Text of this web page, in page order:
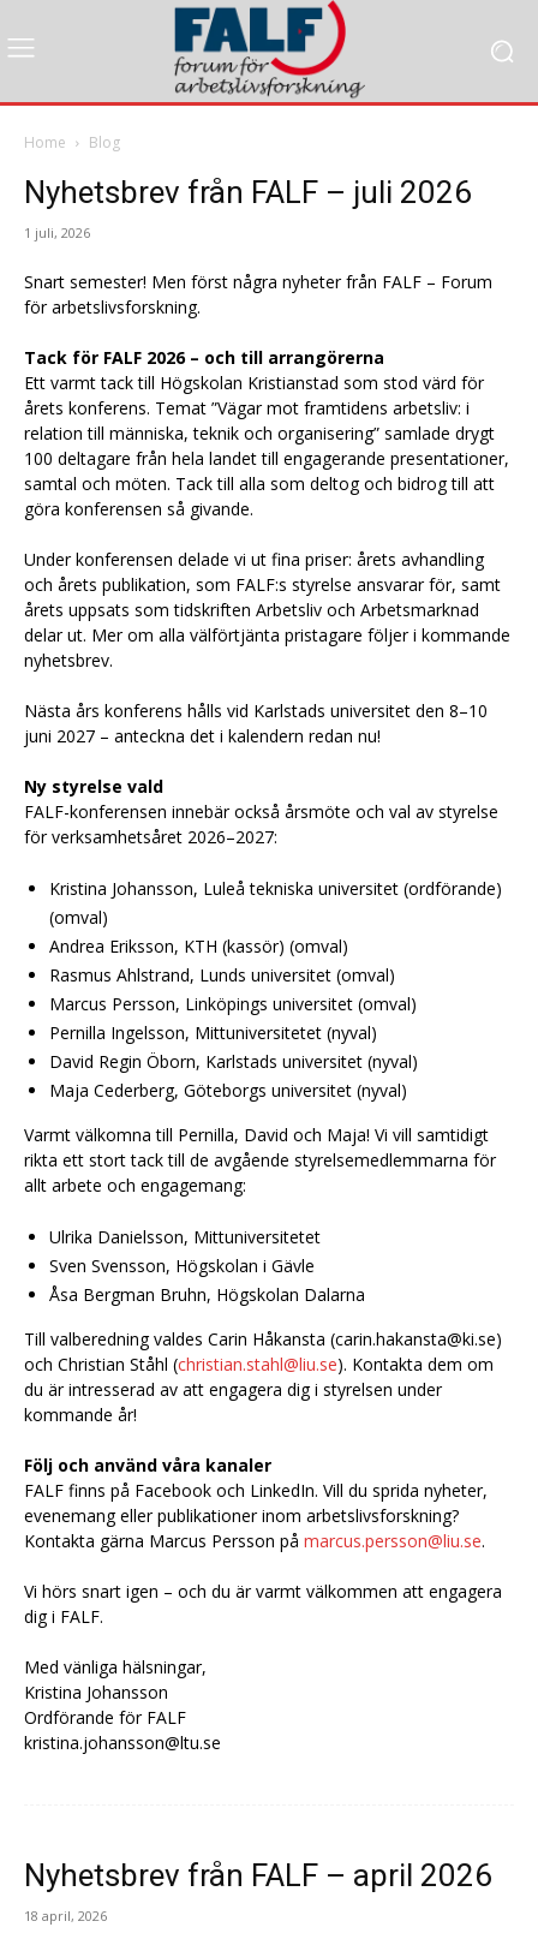
Home Blog
Nyhetsbrev från FALF – juli 2026
1 juli, 2026
Snart semester! Men först några nyheter från FALF – Forum
för arbetslivsforskning.
Tack för FALF 2026 – och till arrangörerna
Ett varmt tack till Högskolan Kristianstad som stod värd för
årets konferens. Temat ”Vägar mot framtidens arbetsliv: i
relation till människa, teknik och organisering” samlade drygt
100 deltagare från hela landet till engagerande presentationer,
samtal och möten. Tack till alla som deltog och bidrog till att
göra konferensen så givande.
Under konferensen delade vi ut fina priser: årets avhandling
och årets publikation, som FALF:s styrelse ansvarar för, samt
årets uppsats som tidskriften Arbetsliv och Arbetsmarknad
delar ut. Mer om alla välförtjänta pristagare följer i kommande
nyhetsbrev.
Nästa års konferens hålls vid Karlstads universitet den 8–10
juni 2027 – anteckna det i kalendern redan nu!
Ny styrelse vald
FALF-konferensen innebär också årsmöte och val av styrelse
för verksamhetsåret 2026–2027:
Kristina Johansson, Luleå tekniska universitet (ordförande)
(omval)
Andrea Eriksson, KTH (kassör) (omval)
Rasmus Ahlstrand, Lunds universitet (omval)
Marcus Persson, Linköpings universitet (omval)
Pernilla Ingelsson, Mittuniversitetet (nyval)
David Regin Öborn, Karlstads universitet (nyval)
Maja Cederberg, Göteborgs universitet (nyval)
Varmt välkomna till Pernilla, David och Maja! Vi vill samtidigt
rikta ett stort tack till de avgående styrelsemedlemmarna för
allt arbete och engagemang:
Ulrika Danielsson, Mittuniversitetet
Sven Svensson, Högskolan i Gävle
Åsa Bergman Bruhn, Högskolan Dalarna
Till valberedning valdes Carin Håkansta (carin.hakansta@ki.se)
och Christian Ståhl (christian.stahl@liu.se). Kontakta dem om
du är intresserad av att engagera dig i styrelsen under
kommande år!
Följ och använd våra kanaler
FALF finns på Facebook och LinkedIn. Vill du sprida nyheter,
evenemang eller publikationer inom arbetslivsforskning?
Kontakta gärna Marcus Persson på marcus.persson@liu.se.
Vi hörs snart igen – och du är varmt välkommen att engagera
dig i FALF.
Med vänliga hälsningar,
Kristina Johansson
Ordförande för FALF
kristina.johansson@ltu.se
Nyhetsbrev från FALF – april 2026
18 april, 2026